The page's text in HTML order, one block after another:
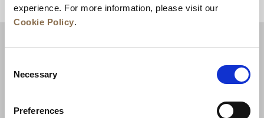
experience. For more information, please visit our
Cookie Policy.
Selection
Necessary
Preferences